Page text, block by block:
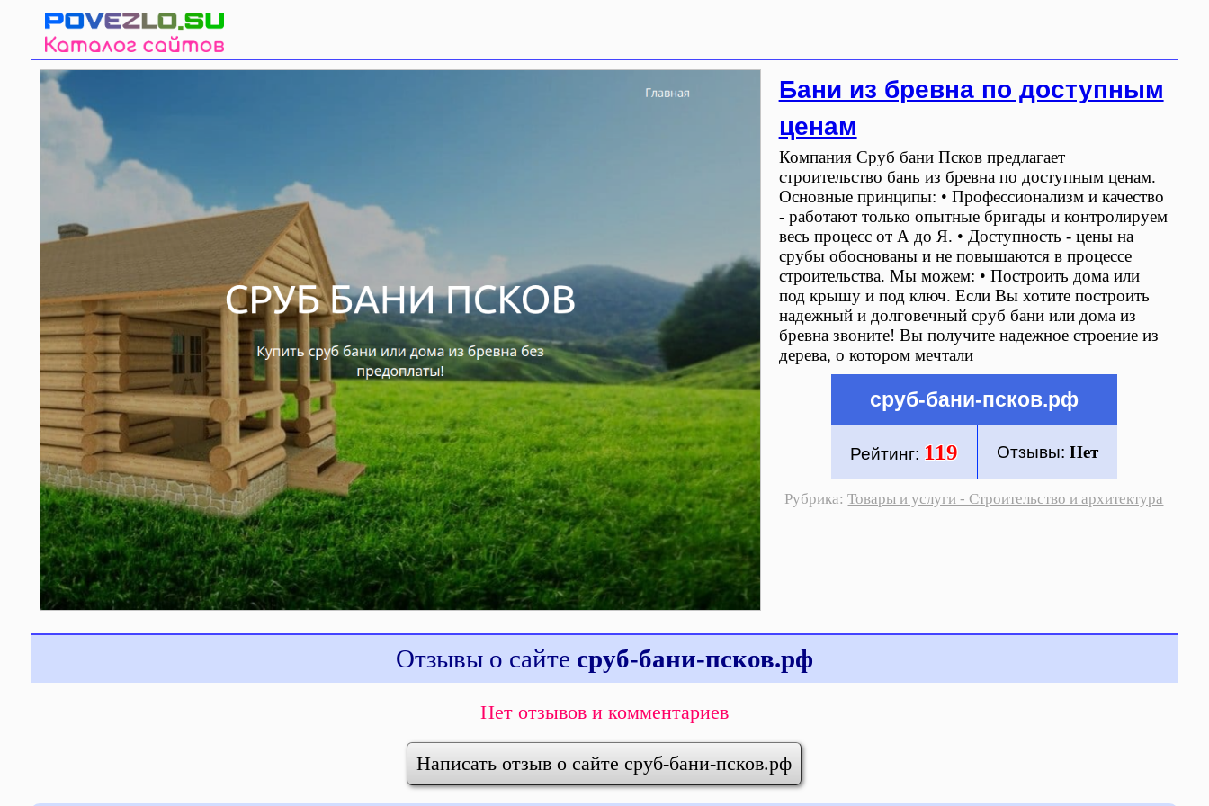
Бани из бревна по доступным
ценам
Компания Сруб бани Псков предлагает
строительство бань из бревна по доступным ценам.
Основные принципы: • Профессионализм и качество
- работают только опытные бригады и контролируем
весь процесс от А до Я. • Доступность - цены на
срубы обоснованы и не повышаются в процессе
строительства. Мы можем: • Построить дома или
под крышу и под ключ. Если Вы хотите построить
надежный и долговечный сруб бани или дома из
бревна звоните! Вы получите надежное строение из
дерева, о котором мечтали
сруб-бани-псков.рф
Рейтинг: 119 Отзывы: Нет
Рубрика:Товары и услуги - Строительство и архитектура
Отзывы о сайте сруб-бани-псков.рф
Нет отзывов и комментариев
Написать отзыв о сайте сруб-бани-псков.рф